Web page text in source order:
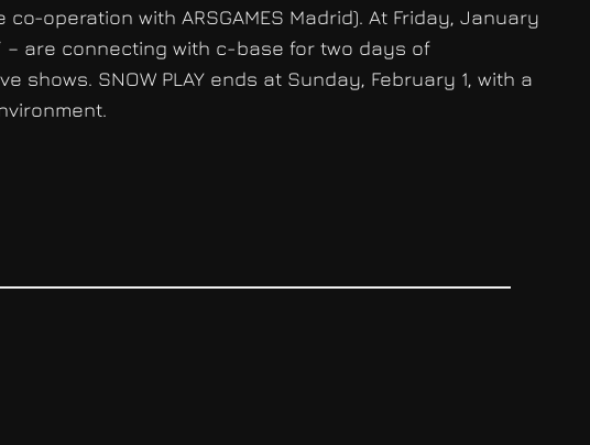
operation with ARSGAMES Madrid). At Friday, January
– are connecting with c-base for two days of
SNOW PLAY ends at Sunday, February 1, with a